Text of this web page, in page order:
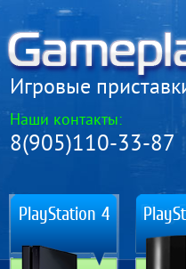
Игровые
Наши контакты:
8(905)110-33-87
PlayStation 4